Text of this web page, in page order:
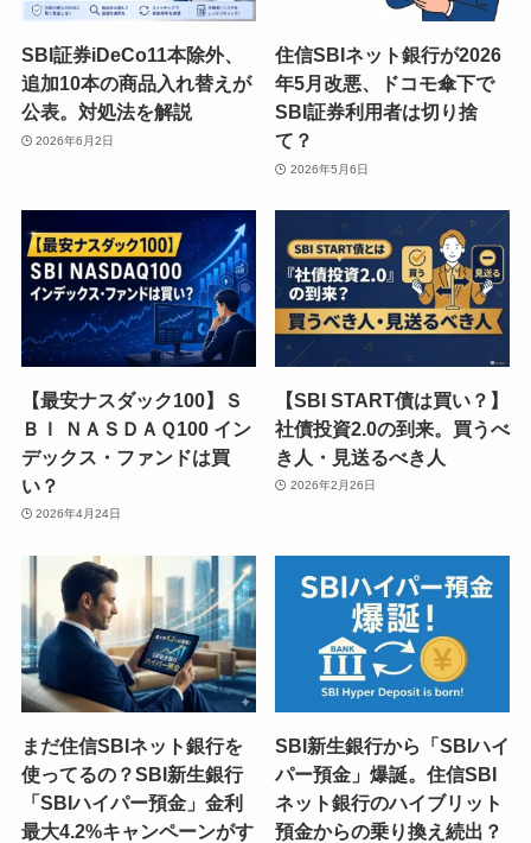
SBI証券iDeCo11本除外、
追加10本の商品入れ替えが
公表。対処法を解説
2026年6月2日
住信SBIネット銀行が2026
年5月改悪、ドコモ傘下で
SBI証券利用者は切り捨
て？
2026年5月6日
【最安ナスダック100】Ｓ
ＢＩ ＮＡＳＤＡＱ100 イン
デックス・ファンドは買
い？
2026年4月24日
【SBI START債は買い？】
社債投資2.0の到来。買うべ
き人・見送るべき人
2026年2月26日
まだ住信SBIネット銀行を
使ってるの？SBI新生銀行
「SBIハイパー預金」金利
最大4.2%キャンペーンがす
SBI新生銀行から「SBIハイ
パー預金」爆誕。住信SBI
ネット銀行のハイブリット
預金からの乗り換え続出？